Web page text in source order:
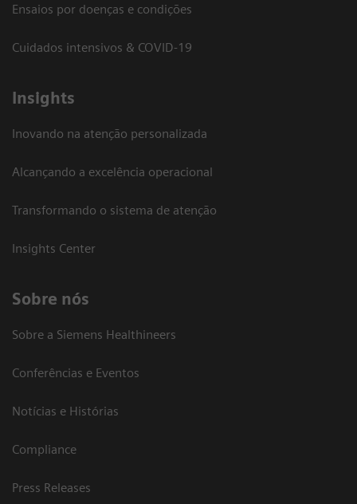
Ensaios por doenças e condições
Cuidados intensivos & COVID-19
Insights
Inovando na atenção personalizada
Alcançando a excelência operacional
Transformando o sistema de atenção
Insights Center
Sobre nós
Sobre a Siemens Healthineers
Conferências e Eventos
Notícias e Histórias
Compliance
Press Releases